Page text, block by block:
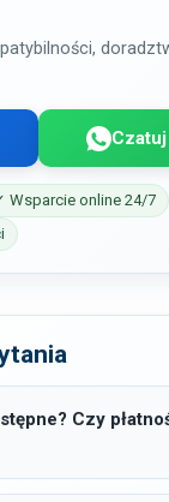
Wsparcie online 24/7
Czy